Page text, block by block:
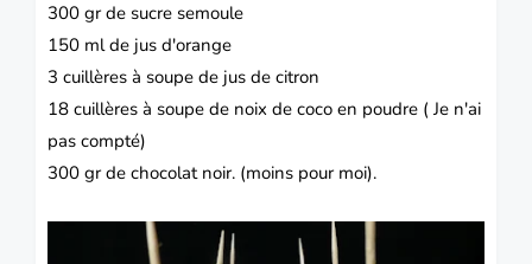
300 gr de sucre semoule
150 ml de jus d'orange
3 cuillères à soupe de jus de citron
18 cuillères à soupe de noix de coco en poudre ( Je n'ai
pas compté)
300 gr de chocolatnoir. (moins pour moi).